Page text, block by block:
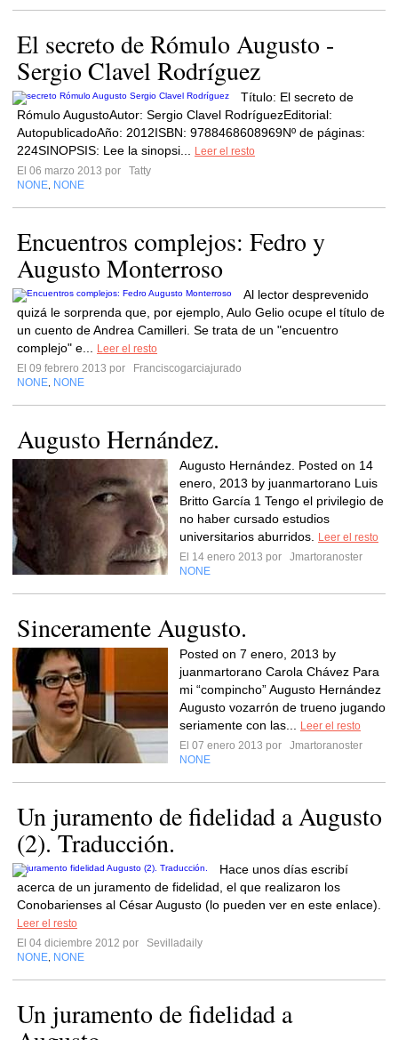
El secreto de Rómulo Augusto -
Sergio Clavel Rodríguez
Título: El secreto de
Rómulo AugustoAutor: Sergio Clavel RodríguezEditorial:
AutopublicadoAño: 2012ISBN: 9788468608969Nº de páginas:
224SINOPSIS: Lee la sinopsi...
Leer el resto
El 06 marzo 2013 por
Tatty
NONE NONE
Encuentros complejos: Fedro y
Augusto Monterroso
Al lector desprevenido
quizá le sorprenda que, por ejemplo, Aulo Gelio ocupe el título de
un cuento de Andrea Camilleri. Se trata de un "encuentro
complejo" e...
Leer el resto
El 09 febrero 2013 por
Franciscogarciajurado
NONE NONE
Augusto Hernández.
Augusto Hernández. Posted on 14
enero, 2013 by juanmartorano Luis
Britto García 1 Tengo el privilegio de
no haber cursado estudios
universitarios aburridos.
Leer el resto
El 14 enero 2013 por
Jmartoranoster
NONE
Sinceramente Augusto.
Posted on 7 enero, 2013 by
juanmartorano Carola Chávez Para
mi “compincho” Augusto Hernández
Augusto vozarrón de trueno jugando
seriamente con las...
Leer el resto
El 07 enero 2013 por
Jmartoranoster
NONE
Un juramento de fidelidad a Augusto
(2). Traducción.
Hace unos días escribí
acerca de un juramento de fidelidad, el que realizaron los
Conobarienses al César Augusto (lo pueden ver en este enlace).
Leer el resto
El 04 diciembre 2012 por
Sevilladaily
NONE NONE
Un juramento de fidelidad a